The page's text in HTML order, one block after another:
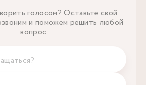
голосом? Оставьте свой
и поможем решить любой
вопрос.